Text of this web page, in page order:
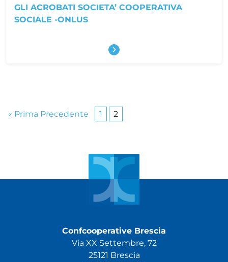
GLI ACROBATI SOCIETA’ COOPERATIVA
SOCIALE -ONLUS
Scopri di più
« Prima Precedente Pagina precedente
1 2
Confcooperative Brescia
Via XX Settembre, 72
25121 Brescia